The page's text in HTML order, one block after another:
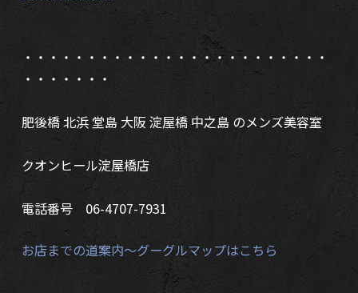
・・・・・・・・・・・・・・・・・・・・・・・・
・・・・・・・
肥後橋 北浜 堂島 大阪 淀屋橋 中之島 のメンズ美容室
クオンヒール淀屋橋店
電話番号 06-4707-7931
お店までの道案内～グーグルマップはこちら